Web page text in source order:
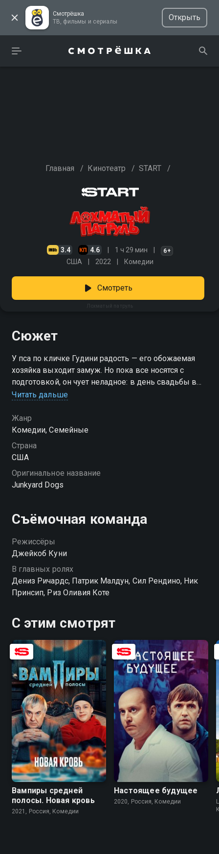
Смотрёшка
ТВ, фильмы и сериалы
Открыть
Главная / Кинотеатр / START /
3.4 4.6 1 ч 29 мин 6+
США 2022 Комедии
Лохматый патруль
Смотреть
Сюжет
У пса по кличке Гудини радость — его обожаемая
хозяйка выходит замуж. Но пока все носятся с
подготовкой, он чует неладное: в день свадьбы в
округе никого не будет дома, и именно тогда двое
квартиры. Люди увлечены банкетом, а вот Гудини
не дремлет. Вместе с другими хвостатыми
товарищами он берёт всё под контроль и готовит
воришкам незабываемую встречу. «Лохматый
Читать дальше
Жанр
Комедии, Семейные
Страна
США
Оригинальное название
Junkyard Dogs
Съёмочная команда
Режиссёры
Джейкоб Куни
В главных ролях
Дениз Ричардс, Патрик Малдун, Сил Рендино, Ник
Принсип, Риз Оливия Коте
С этим смотрят
Вампиры средней
полосы. Новая кровь
2021, Россия, Комедии
6.0 5.1
Настоящее будущее
2020, Россия, Комедии